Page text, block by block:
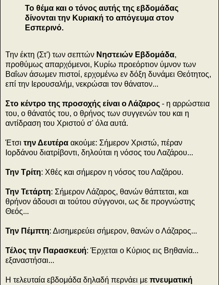
Το θέμα και ο τόνος αυτής της εβδομάδας
δίνονται την Κυριακή το απόγευμα στον
Εσπερινό.
Την έκτη (Στ') των σεπτών Νηστειών Εβδομάδα,
προθύμως απαρχόμενοι, Κυρίω προεόρτιον ύμνον των
Βαΐων άσωμεν πιστοί, ερχομένω εν δόξη δυνάμει Θεότητος,
επί την Ιερουσαλήμ, νεκρώσαι τον θάνατον...
Στο κέντρο της προσοχής είναι ο Λάζαρος - η αρρώστεια
του, ο θάνατός του, ο θρήνος των συγγενών του και η
αντίδραση του Χριστού σ' όλα αυτά.
Έτσι την Δευτέρα ακούμε: Σήμερον Χριστώ, πέραν
Ιορδάνου διατρίβοντι, δηλούται η νόσος του Λαζάρου...
Την Τρίτη: Χθές και σήμερον η νόσος του Λαζάρου.
Την Τετάρτη: Σήμερον Λάζαρος, θανών θάπτεται, και
θρήνον άδουσι αι τούτου σύγγονοι, ως δε προγνώστης
Θεός...
Την Πέμπτη: Δισημερεύει σήμερον, θανών ο Λάζαρος...
Τέλος την Παρασκευή: Έρχεται ο Κύριος εις Βηθανία...
εξαναστήσαι...
Η τελευταία εβδομάδα δηλαδή περνάει με πνευματική